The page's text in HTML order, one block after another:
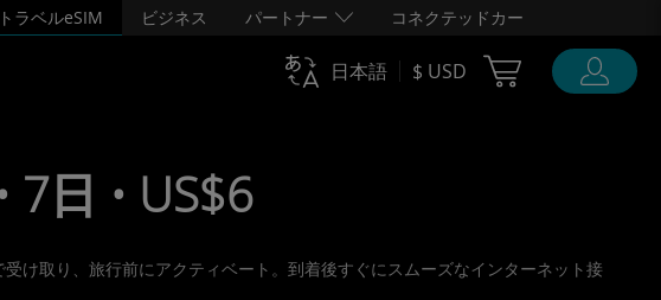
トラベルeSIM ビジネス パートナー コネクテッドカー
日本語 $ USD Cart Ubigi
7日 • US$6
け取り、旅行前にアクティベート。到着後すぐにスムーズなインターネット接